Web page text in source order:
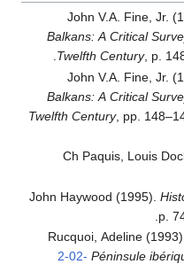
John V.A. Fine, Jr.
Balkans: A Critical
Twelfth Century, p.
.
John V.A. Fine, Jr.
Balkans: A Critical
Twelfth Century, pp.
Ch Paquis, Louis
John Haywood (1995).
p.
Rucquoi, Adeline
Péninsule
2-02-